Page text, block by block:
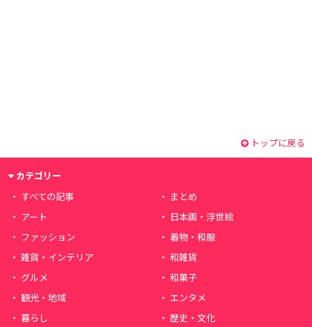
トップに戻る
カテゴリー
すべての記事
まとめ
アート
日本画・浮世絵
ファッション
着物・和服
雑貨・インテリア
和雑貨
グルメ
和菓子
観光・地域
エンタメ
暮らし
歴史・文化